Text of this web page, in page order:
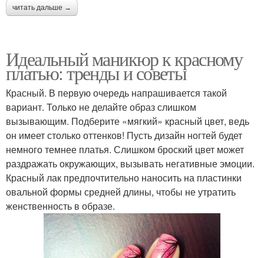
читать дальше →
Идеальный маникюр к красному
платью: тренды и советы
Красный. В первую очередь напрашивается такой
вариант. Только не делайте образ слишком
вызывающим. Подберите «мягкий» красный цвет, ведь
он имеет столько оттенков! Пусть дизайн ногтей будет
немного темнее платья. Слишком броский цвет может
раздражать окружающих, вызывать негативные эмоции.
Красный лак предпочтительно наносить на пластинки
овальной формы средней длины, чтобы не утратить
женственность в образе.